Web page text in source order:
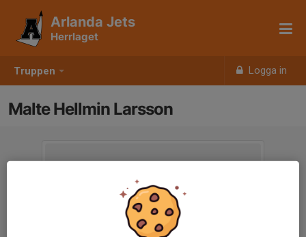
Truppen Logga in
Arlanda Jets
Herrlaget
Malte Hellmin Larsson